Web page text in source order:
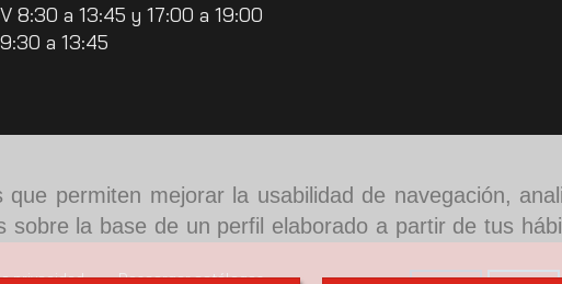
permiten mejorar la usabilidad de navegación,
sobre la base de un perfil elaborado a partir de tus
8:30 a 13:45 y 17:00 a 19:00
a 13:45
privacidad Descargar catálogos